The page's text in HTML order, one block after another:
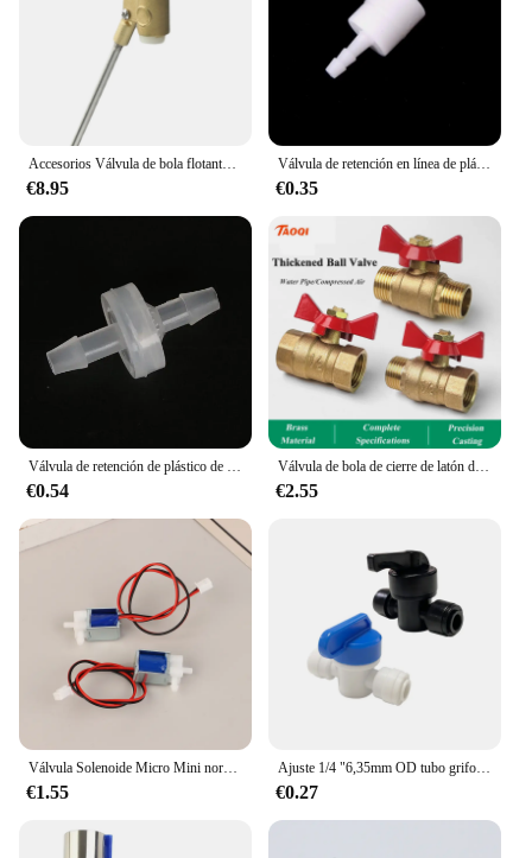
€8.95
Válvula de retención en línea de plástico, 4/6/8/10/12mm, unidireccional, combustible, Gas, agua líquida, adecuada para agua, gasolina, aceites diésel, 1 unidad
€0.35
€0.54
Válvula de bola de cierre de latón de dos vías con mango de mariposa para combustible, Gas, agua, aceite y aire, rosca hembra a hembra de 1/4 ", 3/8", 1/2 ", 3/4"
€2.55
Válvula Solenoide Micro Mini normalmente cerrada, CC 3,7 V, 6V, 12V, Control eléctrico, válvula de escape, válvula solenoide bidireccional
€1.55
Ajuste 1/4 "6,35mm OD tubo grifo válvula de bola de cierre POM conector de ajuste rápido para acuario RO filtro de agua sistema de ósmosis inversa
€0.27